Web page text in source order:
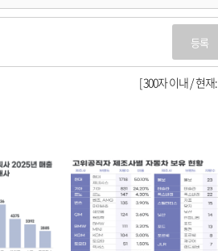
등록
[ 300자 이내 / 현재: